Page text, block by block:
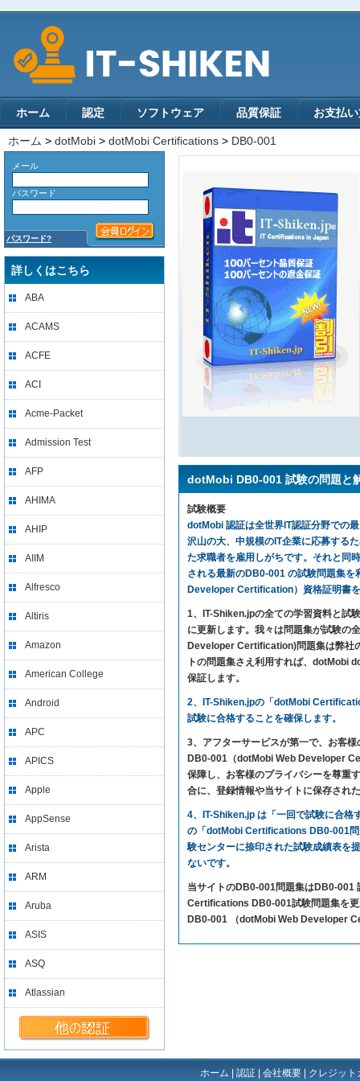
ホーム 認定 ソフトウェア 品質保証 お支払
ホーム > dotMobi > dotMobi Certifications > DB0-001
メール
パスワード
パスワード?
詳しくはこちら
ABA
ACAMS
ACFE
ACI
Acme-Packet
Admission Test
AFP
AHIMA
AHIP
AIIM
Alfresco
Altiris
Amazon
American College
Android
APC
APICS
Apple
AppSense
Arista
ARM
Aruba
ASIS
ASQ
Atlassian
dotMobi DB0-001 試験の問題と
試験概要
dotMobi 認証は全世界IT認証分野での
沢山の大、中規模のIT企業に応募する
た求職者を雇用しがちです。それと同
される最新のDB0-001 の試験問題集
Developer Certification）資格証明書
1、IT-Shiken.jpの全ての学習資料と試
に更新します。我々は問題集が試験の
Developer Certification)問題集は弊社
トの問題集さえ利用すれば、
保証します。
2、IT-Shiken.jpの「dotMobi
試験に合格することを確保します。
3、アフターサービスが第一で、お客
DB0-001（dotMobi Web Developer
保障し、お客様のプライバシーを尊重
合に、登録情報や当サイトに保存され
4、IT-Shiken.jp は「一回で試験に合格
の「dotMobi Certifications DB0-001問
験センターに捺印された試験成績表を
ないです。
当サイトのDB0-001問題集はDB0-001
Certifications DB0-001試験問題集を
DB0-001 （dotMobi Web Developer
ホーム 認証 会社概要 クレジッ